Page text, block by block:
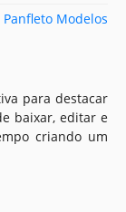
Modelos
para destacar
baixar, editar e
criando um